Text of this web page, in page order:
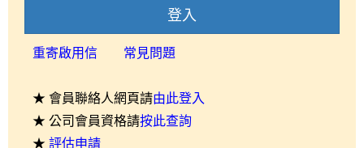
登入
重寄啟用信 常見問題
★ 會員聯絡人網頁請由此登入
★ 公司會員資格請按此查詢
★ 評估申請